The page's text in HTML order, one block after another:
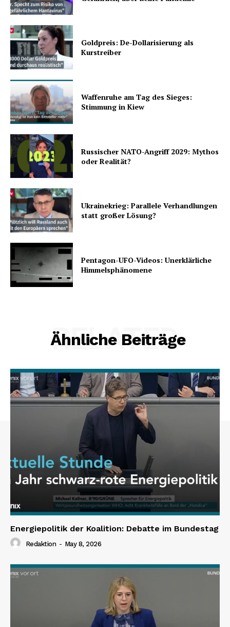
Goldpreis: De-Dollarisierung als
Kurstreiber
Waffenruhe am Tag des Sieges:
Stimmung in Kiew
Russischer NATO-Angriff 2029: Mythos
oder Realität?
Ukrainekrieg: Parallele Verhandlungen
statt großer Lösung?
Pentagon-UFO-Videos: Unerklärliche
Himmelsphänomene
Ähnliche Beiträge
RELATED
Energiepolitik der Koalition: Debatte im Bundestag
Redaktion - May 8, 2026